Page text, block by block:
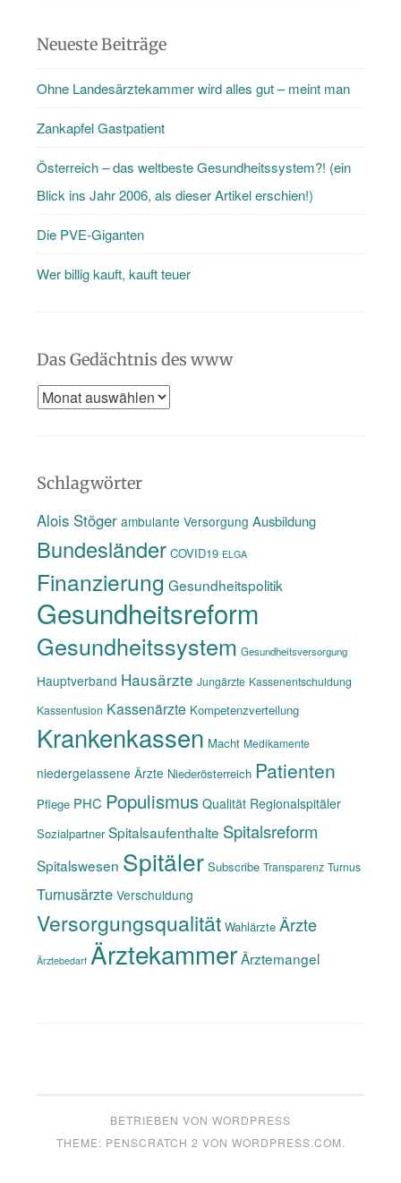
als
den
Blog
Neueste Beiträge
Ohne Landesärztekammer wird alles gut – meint man
Zankapfel Gastpatient
Österreich – das weltbeste Gesundheitssystem?! (ein
Blick ins Jahr 2006, als dieser Artikel erschien!)
Die PVE-Giganten
Wer billig kauft, kauft teuer
Das Gedächtnis des www
Das
www
Schlagwörter
Alois Stöger ambulante Versorgung Ausbildung
Bundesländer COVID19 ELGA
Finanzierung Gesundheitspolitik
Gesundheitsreform
Gesundheitssystem Gesundheitsversorgung
Hauptverband Hausärzte Jungärzte Kassenentschuldung
Kassenfusion Kassenärzte Kompetenzverteilung
Krankenkassen Macht Medikamente
niedergelassene Ärzte Niederösterreich Patienten
Pflege PHC Populismus Qualität Regionalspitäler
Sozialpartner Spitalsaufenthalte Spitalsreform
Spitalswesen Spitäler Subscribe Transparenz Turnus
Turnusärzte Verschuldung
Versorgungsqualität Wahlärzte Ärzte
Ärztebedarf ÄrztekammerÄrztemangel
BETRIEBEN VON WORDPRESS
THEME: PENSCRATCH 2 VON WORDPRESS.COM.